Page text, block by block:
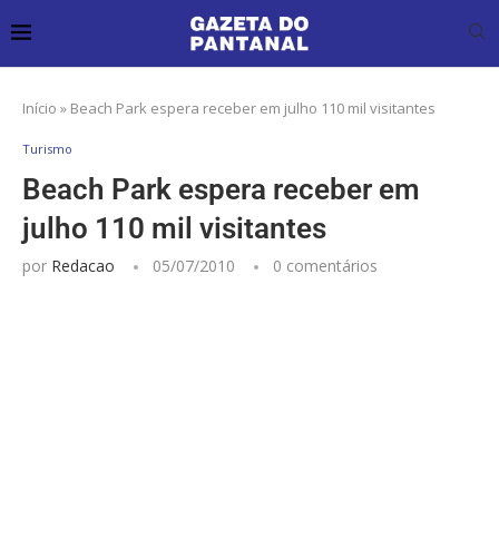
Início » Beach Park espera receber em julho 110 mil visitantes
Turismo
Beach Park espera receber em
julho 110 mil visitantes
por Redacao 05/07/2010 0 comentários